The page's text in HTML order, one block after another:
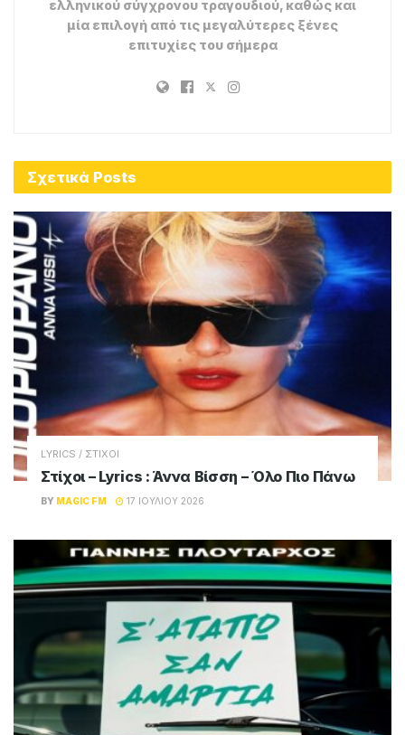
ελληνικού σύγχρονου τραγουδιού, καθώς και
μία επιλογή από τις μεγαλύτερες ξένες
επιτυχίες του σήμερα
Σχετικά Posts
LYRICS / ΣΤΙΧΟΙ
Στίχοι – Lyrics : Άννα Βίσση – Όλο Πιο Πάνω
BY MAGIC FM 17 ΙΟΥΛΊΟΥ 2026